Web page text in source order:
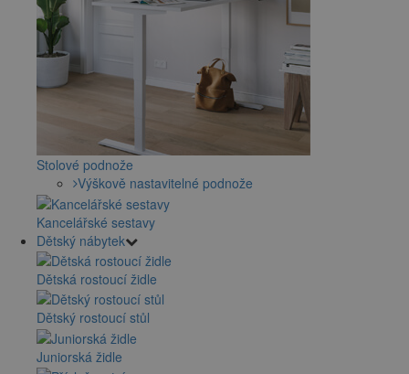
Stolové podnože
Výškově nastavitelné podnože
Kancelářské sestavy
Dětský nábytek
Dětská rostoucí židle
Dětský rostoucí stůl
Juniorská židle